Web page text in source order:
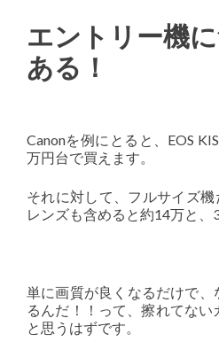
エントリー機
ある！
Canonを例にとると、EOS
万円台で買えます。
それに対して、フルサイズ
レンズも含めると約14万と、
単に画質が良くなるだけで
るんだ！！って、擦れてな
と思うはずです。